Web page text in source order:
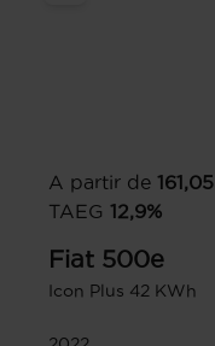
A partir de 161,05
TAEG 12,9%
Fiat 500e
Icon Plus 42 KWh